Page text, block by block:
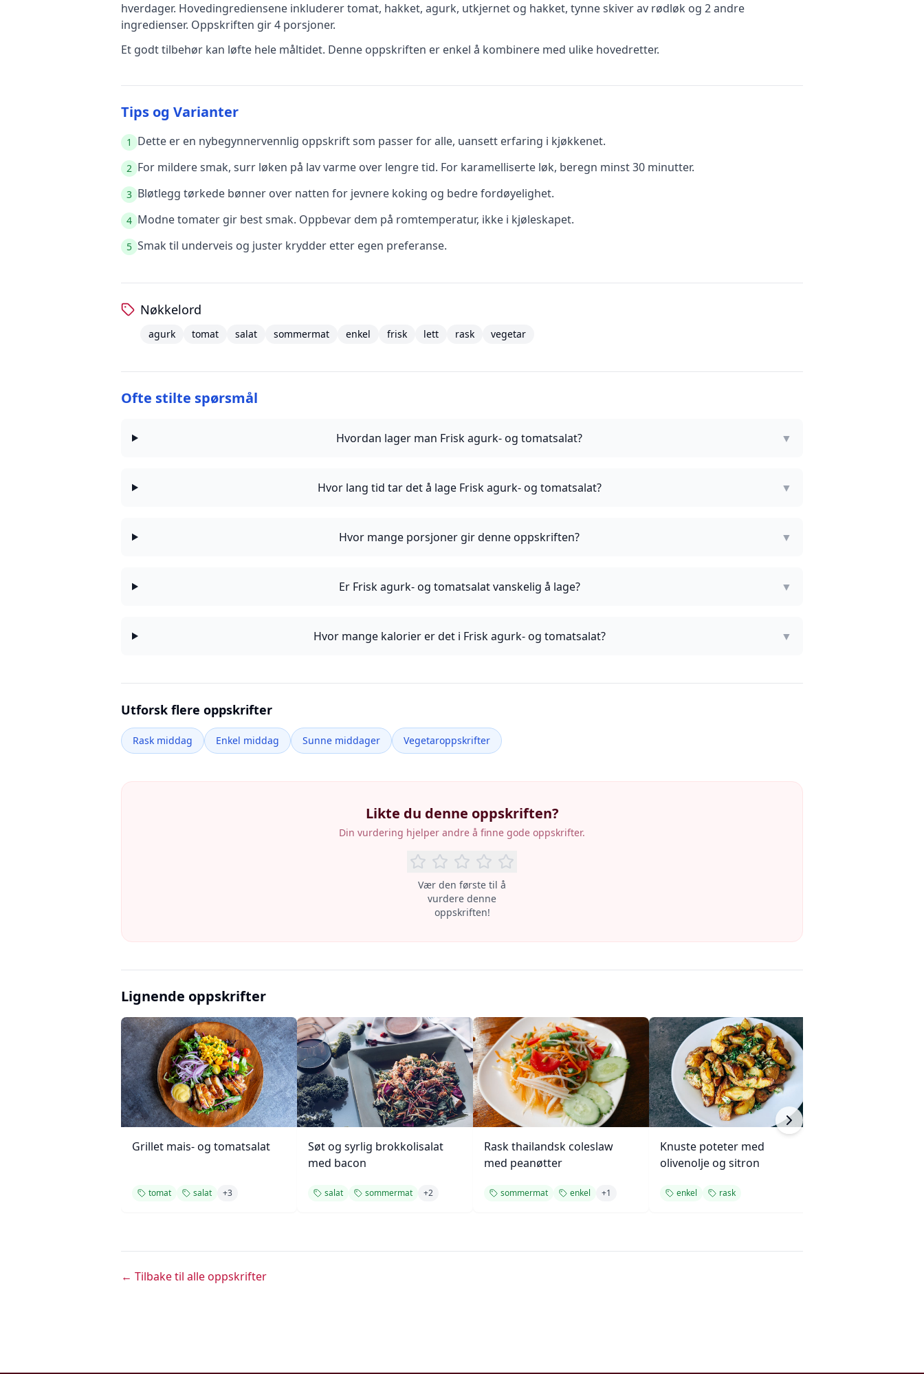
hverdager. Hovedingrediensene inkluderertomat, hakket, agurk, utkjernet og hakket, tynne skiver av rødløk og 2 andre
ingredienser. Oppskriften gir4 porsjoner.
Et godt tilbehør kan løfte hele måltidet. Denne oppskriften er enkel å kombinere med ulike hovedretter.
Tips og Varianter
1 Dette er en nybegynnervennlig oppskrift som passer for alle, uansett erfaring i kjøkkenet.
2 For mildere smak, surr løken på lav varme over lengre tid. For karamelliserte løk, beregn minst 30 minutter.
3 Bløtlegg tørkede bønner over natten for jevnere koking og bedre fordøyelighet.
4 Modne tomater gir best smak. Oppbevar dem på romtemperatur, ikke i kjøleskapet.
5 Smak til underveis og juster krydder etter egen preferanse.
Nøkkelord
agurk tomat salat sommermat enkel frisk lett rask vegetar
Ofte stilte spørsmål
Hvordan lager man Frisk agurk- og tomatsalat? ▼
Hvor lang tid tar det å lage Frisk agurk- og tomatsalat? ▼
Hvor mange porsjoner gir denne oppskriften? ▼
Er Frisk agurk- og tomatsalat vanskelig å lage? ▼
Hvor mange kalorier er det i Frisk agurk- og tomatsalat? ▼
Utforsk flere oppskrifter
Rask middag Enkel middag Sunne middager Vegetaroppskrifter
Likte du denne oppskriften?
Din vurdering hjelper andre å finne gode oppskrifter.
Vær den første til å
vurdere denne
oppskriften!
Lignende oppskrifter
Grillet mais- og tomatsalat
tomat salat +3
Søt og syrlig brokkolisalat
med bacon
salat sommermat +2
Rask thailandsk coleslaw
med peanøtter
sommermat enkel +1
Knuste poteter med
olivenolje og sitron
enkel rask
← Tilbake til alle oppskrifter